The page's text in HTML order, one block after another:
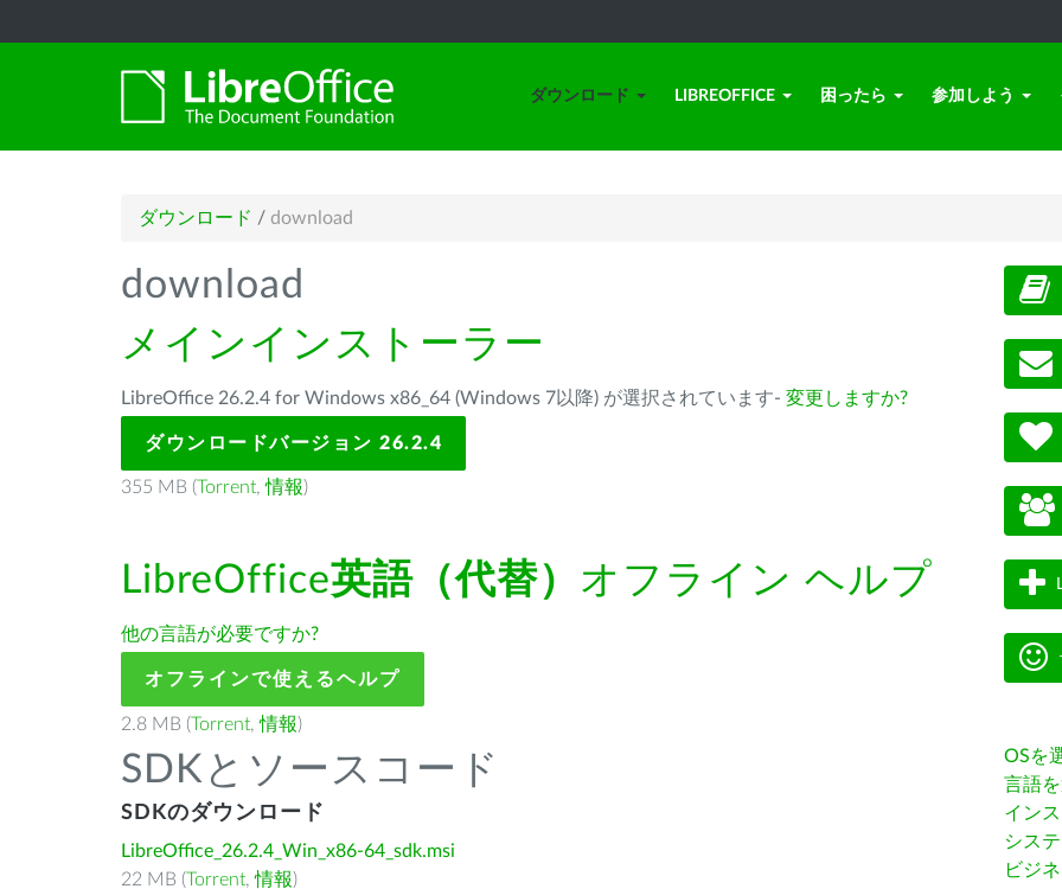
ダウンロード LIBREOFFICE 困ったら 参加しよう
ダウンロード / download
download
メインインストーラー
LibreOffice 26.2.4 for Windows x86_64 (Windows 7以降) が選択されています- 変更しますか?
ダウンロードバージョン 26.2.4
355 MB (Torrent,情報)
LibreOffice英語（代替） オフライン ヘルプ
他の言語が必要ですか?
オフラインで使えるヘルプ
2.8 MB (Torrent,情報)
SDKとソースコード
SDKのダウンロード
LibreOffice_26.2.4_Win_x86-64_sdk.msi
22 MB (Torrent,情報)
OSを
言語
イン
シス
ビジ